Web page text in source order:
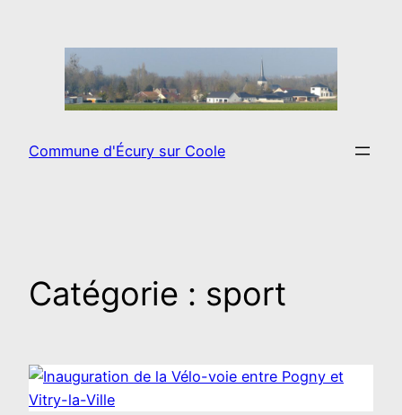
Commune d'Écury sur Coole
Catégorie : sport